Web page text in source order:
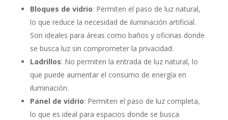
Bloques de vidrio: Permiten el paso de luz natural,
lo que reduce la necesidad de iluminación artificial.
Son ideales para áreas como baños y oficinas donde
se busca luz sin comprometer la privacidad.
Ladrillos: No permiten la entrada de luz natural, lo
que puede aumentar el consumo de energía en
iluminación.
Panel de vidrio: Permiten el paso de luz completa,
lo que es ideal para espacios donde se busca